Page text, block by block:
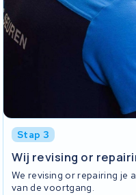
Stap 3
Wij revising or
We revising or repairing je
van de voortgang.